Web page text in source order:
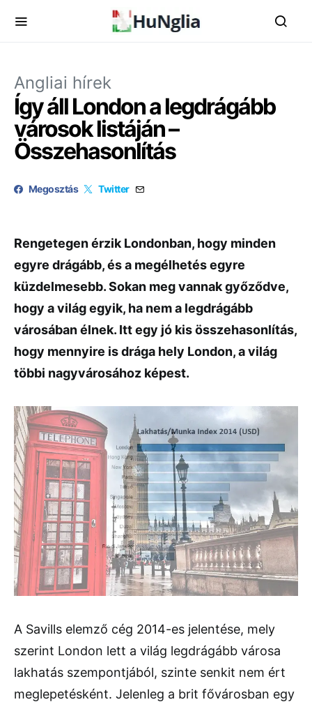
Angliai hírek
Így áll London a legdrágább
városok listáján –
Összehasonlítás
Megosztás Twitter
Rengetegen érzik Londonban, hogy minden
egyre drágább, és a megélhetés egyre
küzdelmesebb. Sokan meg vannak győződve,
hogy a világ egyik, ha nem a legdrágább
városában élnek. Itt egy jó kis összehasonlítás,
hogy mennyire is drága hely London, a világ
többi nagyvárosához képest.
A Savills elemző cég 2014-es jelentése, mely
szerint London lett a világ legdrágább városa
lakhatás szempontjából, szinte senkit nem ért
meglepetésként. Jelenleg a brit fővárosban egy